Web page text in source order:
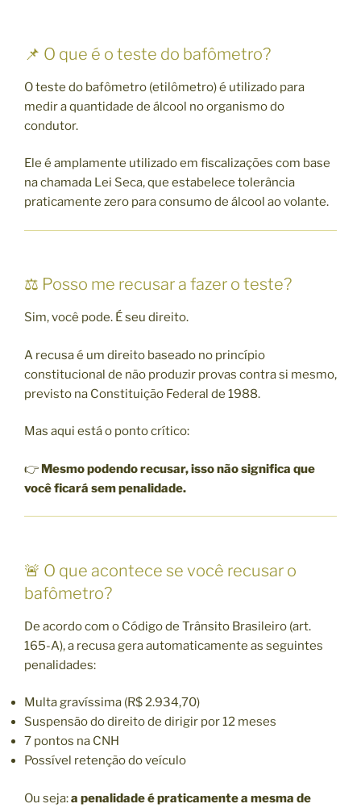
📌 O que é o teste do bafômetro?
O teste do bafômetro (etilômetro) é utilizado para
medir a quantidade de álcool no organismo do
condutor.
Ele é amplamente utilizado em fiscalizações com base
na chamada Lei Seca, que estabelece tolerância
praticamente zero para consumo de álcool ao volante.
⚖️ Posso me recusar a fazer o teste?
Sim, você pode. É seu direito.
A recusa é um direito baseado no princípio
constitucional de não produzir provas contra si mesmo,
previsto na Constituição Federal de 1988.
Mas aqui está o ponto crítico:
👉 Mesmo podendo recusar, isso não significa que
você ficará sem penalidade.
🚨 O que acontece se você recusar o
bafômetro?
De acordo com o Código de Trânsito Brasileiro (art.
165-A), a recusa gera automaticamente as seguintes
penalidades:
Multa gravíssima (R$ 2.934,70)
Suspensão do direito de dirigir por 12 meses
7 pontos na CNH
Possível retenção do veículo
Ou seja:a penalidade é praticamente a mesma de